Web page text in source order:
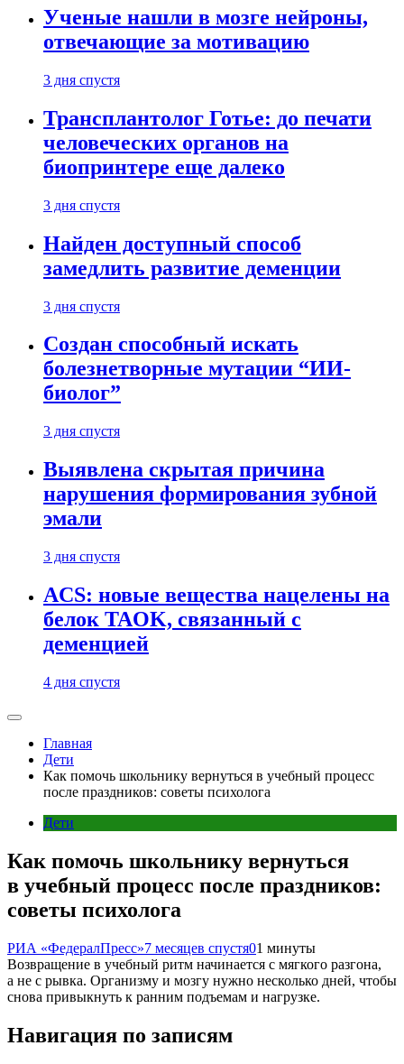
Ученые нашли в мозге нейроны,
отвечающие за мотивацию
3 дня спустя
Трансплантолог Готье: до печати
человеческих органов на
биопринтере еще далеко
3 дня спустя
Найден доступный способ
замедлить развитие деменции
3 дня спустя
Создан способный искать
болезнетворные мутации “ИИ-
биолог”
3 дня спустя
Выявлена скрытая причина
нарушения формирования зубной
эмали
3 дня спустя
ACS: новые вещества нацелены на
белок TAOK, связанный с
деменцией
4 дня спустя
Главная
Дети
Как помочь школьнику вернуться в учебный процесс
после праздников: советы психолога
Дети
Как помочь школьнику вернуться
в учебный процесс после праздников:
советы психолога
РИА «ФедералПресс»7 месяцев спустя01 минуты
Возвращение в учебный ритм начинается с мягкого разгона,
а не с рывка. Организму и мозгу нужно несколько дней, чтобы
снова привыкнуть к ранним подъемам и нагрузке.
Навигация по записям